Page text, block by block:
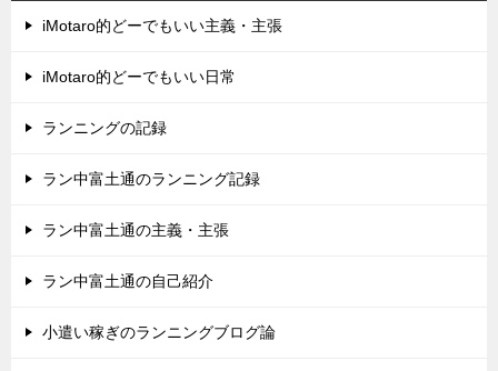
iMotaro的どーでもいい主義・主張
iMotaro的どーでもいい日常
ランニングの記録
ラン中富土通のランニング記録
ラン中富土通の主義・主張
ラン中富土通の自己紹介
小遣い稼ぎのランニングブログ論